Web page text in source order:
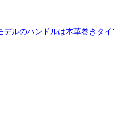
デルのハンドルは本革巻きタ